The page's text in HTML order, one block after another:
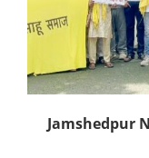
Jamshedpur